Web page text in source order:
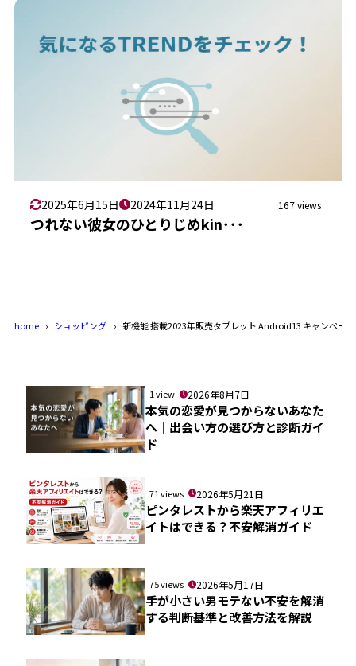
2025年6月15日 2024年11月24日 167 views
つれない彼女のひとりじめkin･･･
home ショッピング 新機能 搭載2023年販売タブレット Android13 キャンペー
1 view 2026年8月7日
本気の恋愛が見つからないあなた
へ｜出会い方の選び方と診断ガイ
ド
71 views 2026年5月21日
ピンタレストから楽天アフィリエ
イトはできる？不安解消ガイド
75 views 2026年5月17日
手が小さい男モテない不安を解消
する判断基準と改善方法を解説